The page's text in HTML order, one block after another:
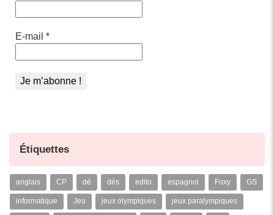
E-mail *
Étiquettes
anglais CP dé dés edito espagnol Foxy GS
informatique Jeu jeux olympiques jeux paralympiques